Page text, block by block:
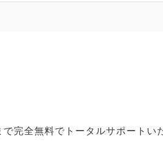
完全無料でトータルサポートい